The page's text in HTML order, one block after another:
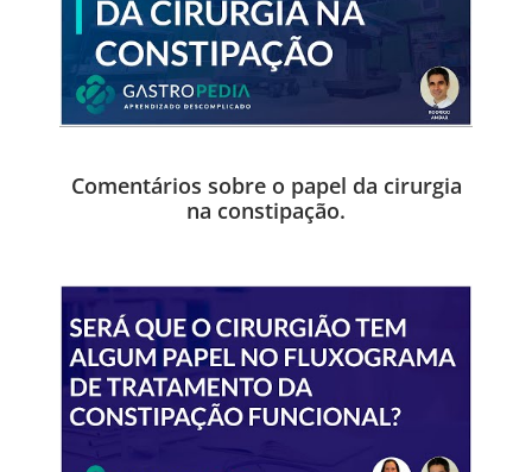
Comentários sobre o papel da cirurgia
na constipação.